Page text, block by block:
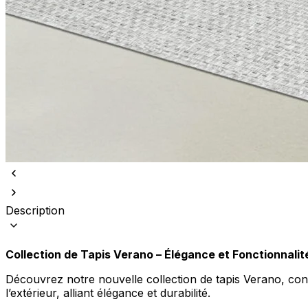
Description
Collection de Tapis Verano – Élégance et
Découvrez notre nouvelle collection de tapis Verano,
l’extérieur, alliant élégance et durabilité.
Nous utilisons des cookies
Nous partageons également
partenaires peuvent
Préférences
Les cookies liés aux
comme votre langue préférée